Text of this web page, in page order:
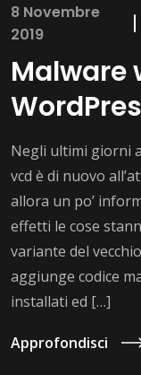
8 Novembre
2019
Malware
Negli ultimi giorni
vcd è di nuovo
allora un po’
effetti le cose
variante del
aggiunge codice
installati ed […]
Approfondisci